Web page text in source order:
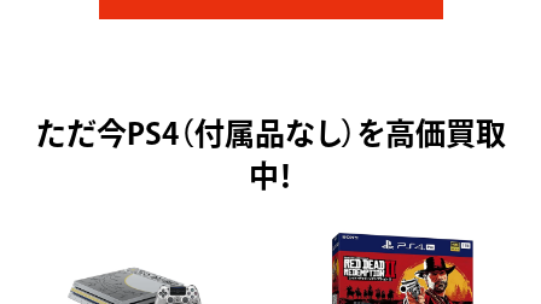
ただ今PS4（付属品なし）を高価買取
中！